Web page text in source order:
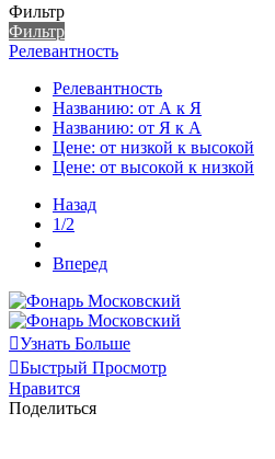
Фильтр
Фильтр
Релевантность
Релевантность
Названию: от А к Я
Названию: от Я к А
Цене: от низкой к высокой
Цене: от высокой к низкой
Назад
1/2
Вперед
Узнать Больше
Быстрый Просмотр
Нравится
Поделиться